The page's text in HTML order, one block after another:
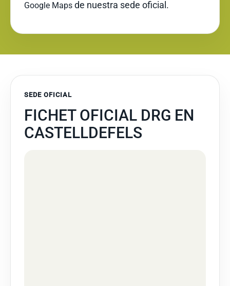
Google Maps de nuestra sede oficial.
SEDE OFICIAL
FICHET OFICIAL DRG EN
CASTELLDEFELS